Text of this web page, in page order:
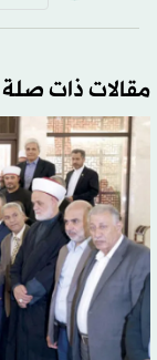
مقالات ذات صلة